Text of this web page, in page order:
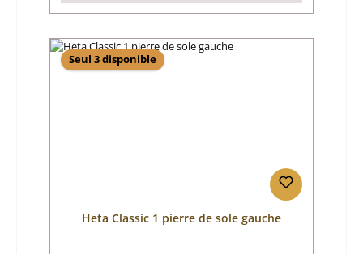
Seul 3 disponible
Heta Classic 1 pierre de sole gauche